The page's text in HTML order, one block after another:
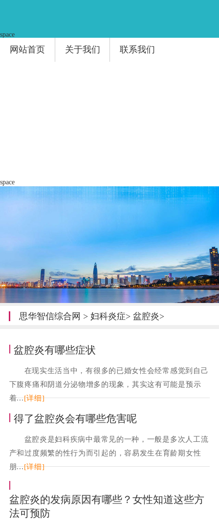
space
网站首页 关于我们 联系我们
space
思华智信综合网 > 妇科炎症> 盆腔炎>
盆腔炎有哪些症状
在现实生活当中，有很多的已婚女性会经常感觉到自己
下腹疼痛和阴道分泌物增多的现象，其实这有可能是预示
着...[详细]
得了盆腔炎会有哪些危害呢
盆腔炎是妇科疾病中最常见的一种，一般是多次人工流
产和过度频繁的性行为而引起的，容易发生在育龄期女性
朋...[详细]
盆腔炎的发病原因有哪些？女性知道这些方
法可预防